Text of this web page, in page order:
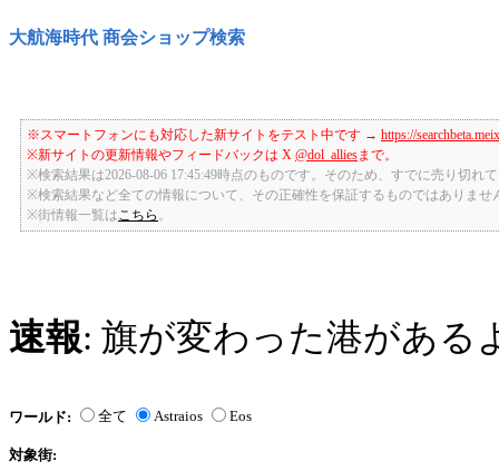
大航海時代 商会ショップ検索
※スマートフォンにも対応した新サイトをテスト中です → https://
※新サイトの更新情報やフィードバックは X @dol_alliesまで。
※検索結果は2026-08-06 17:45:49時点のものです。そのため、すでに売り切れ
※検索結果など全ての情報について、その正確性を保証するものではありませ
※街情報一覧は こちら
速報: 旗が変わった港がある
ワールド: 全て Astraios Eos
対象街: